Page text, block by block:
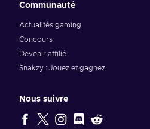
Communauté
Actualités gaming
Concours
Devenir affilié
Snakzy : Jouez et gagnez
Nous suivre